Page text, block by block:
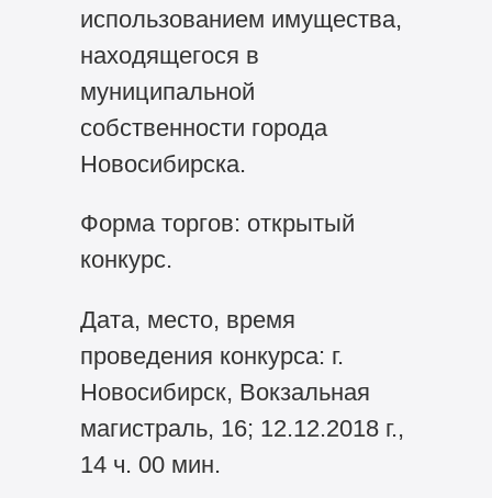
использованием имущества,
находящегося в
муниципальной
собственности города
Новосибирска.
Форма торгов: открытый
конкурс.
Дата, место, время
проведения конкурса: г.
Новосибирск, Вокзальная
магистраль, 16; 12.12.2018 г.,
14 ч. 00 мин.